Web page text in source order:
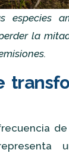
especies
la